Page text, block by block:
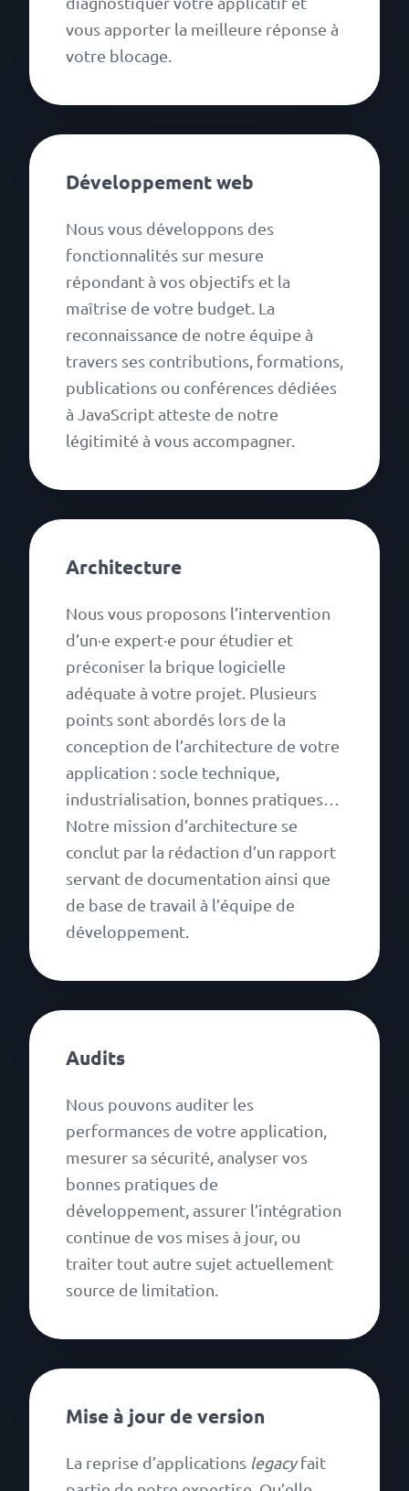
vous apporter la meilleure réponse à
votre blocage.
Développement web
Nous vous développons des
fonctionnalités sur mesure
répondant à vos objectifs et la
maîtrise de votre budget. La
reconnaissance de notre équipe à
travers ses contributions, formations,
publications ou conférences dédiées
à JavaScript atteste de notre
légitimité à vous accompagner.
Architecture
Nous vous proposons l’intervention
d’un·e expert·e pour étudier et
préconiser la brique logicielle
adéquate à votre projet. Plusieurs
points sont abordés lors de la
conception de l’architecture de votre
application : socle technique,
industrialisation, bonnes pratiques…
Notre mission d’architecture se
conclut par la rédaction d’un rapport
servant de documentation ainsi que
de base de travail à l’équipe de
développement.
Audits
Nous pouvons auditer les
performances de votre application,
mesurer sa sécurité, analyser vos
bonnes pratiques de
développement, assurer l’intégration
continue de vos mises à jour, ou
traiter tout autre sujet actuellement
source de limitation.
Mise à jour de version
La reprise d’applications legacyfait